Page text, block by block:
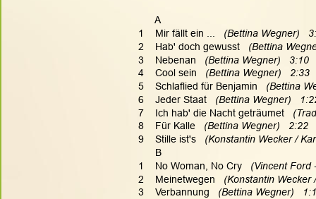
      A
1    Mir fällt ein ... (Bettina Wegner)
2    Hab' doch gewusst (Bettina
3    Nebenan (Bettina Wegner)   3:10
4    Cool sein (Bettina Wegner)   2:33
5    Schlaflied für Benjamin (Bettina
6    Jeder Staat (Bettina Wegner)
7    Ich hab' die Nacht geträumet
8    Für Kalle (Bettina Wegner)   2:22
9    Stille ist's (Konstantin Wecker /
      B
1    No Woman, No Cry (Vincent Ford
2    Meinetwegen (Konstantin Wecker
3    Verbannung (Bettina Wegner)